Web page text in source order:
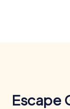
Escape